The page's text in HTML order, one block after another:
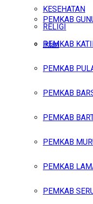
KESEHATAN
RELIGI
Iklan
Minggu, Agustus 9, 2026
PEMKAB
PEMKAB
PEMKAB
PEMKAB
PEMKAB
PEMKAB
PEMKAB
PEMKAB